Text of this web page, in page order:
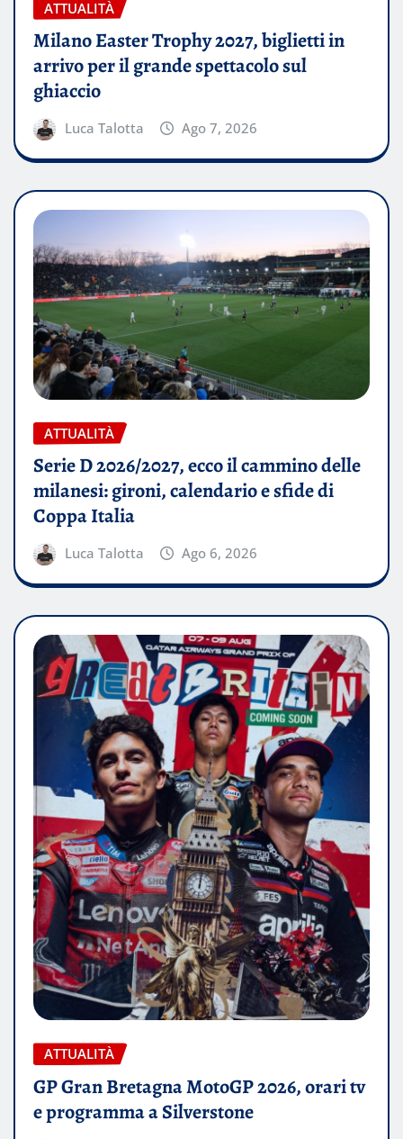
ATTUALITÀ
Milano Easter Trophy 2027, biglietti in
arrivo per il grande spettacolo sul
ghiaccio
Luca Talotta Ago 7, 2026
ATTUALITÀ
Serie D 2026/2027, ecco il cammino delle
milanesi: gironi, calendario e sfide di
Coppa Italia
Luca Talotta Ago 6, 2026
ATTUALITÀ
GP Gran Bretagna MotoGP 2026, orari tv
e programma a Silverstone